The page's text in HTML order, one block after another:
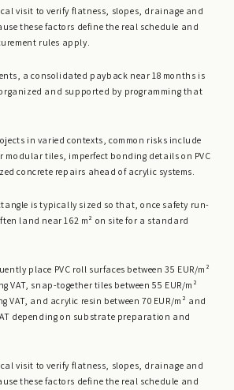
visit to verify flatness, slopes, drainage and
these factors define the real schedule and
rules apply.
a consolidated payback near 18 months is
and supported by programming that
in varied contexts, common risks include
modular tiles, imperfect bonding details on PVC
concrete repairs ahead of acrylic systems.
is typically sized so that, once safety run-
land near 162 m² on site for a standard
place PVC roll surfaces between 35 EUR/m²
VAT, snap-together tiles between 55 EUR/m²
VAT, and acrylic resin between 70 EUR/m² and
depending on substrate preparation and
visit to verify flatness, slopes, drainage and
these factors define the real schedule and